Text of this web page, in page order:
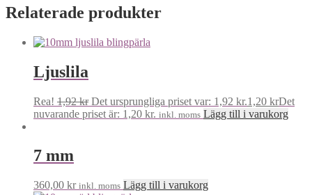
Relaterade produkter
Ljuslila
Rea! 1,92kr Det ursprungliga priset var: 1,92 kr.1,20 krDet
nuvarande priset är: 1,20 kr. inkl. moms Lägg till i varukorg
7 mm
360,00 kr inkl. moms Lägg till i varukorg